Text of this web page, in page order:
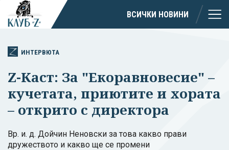
ВСИЧКИ НОВИНИ
ИНТЕРВЮТА
Z-Каст: За "Екоравновесие" –
кучетата, приютите и хората
– открито с директора
Вр. и. д. Дойчин Неновски за това какво прави
дружеството и какво ще се промени